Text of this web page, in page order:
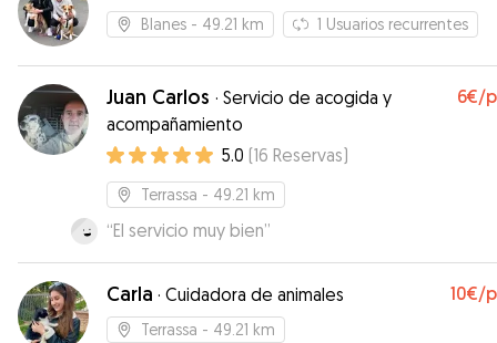
Blanes - 49.21 km 1 Usuarios recurrentes
Juan Carlos · Servicio de acogida y
acompañamiento
6€/
5.0 (16 Reservas)
Terrassa - 49.21 km
“El servicio muy bien”
Carla · Cuidadora de animales 10€/
Terrassa - 49.21 km